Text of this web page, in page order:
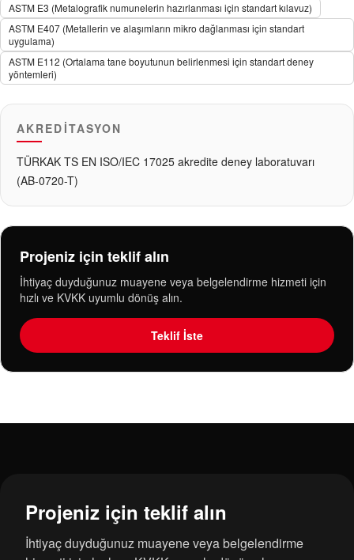
ASTM E3 (Metalografik numunelerin hazırlanması için standart kılavuz)
ASTM E407 (Metallerin ve alaşımların mikro dağlanması için standart
uygulama)
ASTM E112 (Ortalama tane boyutunun belirlenmesi için standart deney
yöntemleri)
AKREDITASYON
TÜRKAK TS EN ISO/IEC 17025 akredite deney laboratuvarı
(AB-0720-T)
Projeniz için teklif alın
İhtiyaç duyduğunuz muayene veya belgelendirme hizmeti için
hızlı ve KVKK uyumlu dönüş alın.
Teklif İste
Projeniz için teklif alın
İhtiyaç duyduğunuz muayene veya belgelendirme